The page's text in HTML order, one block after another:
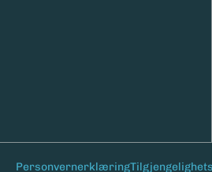
Bunntekst
Personvernerklæring